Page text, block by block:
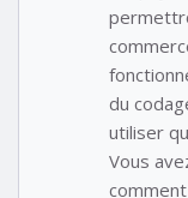
du
utiliser
Vous